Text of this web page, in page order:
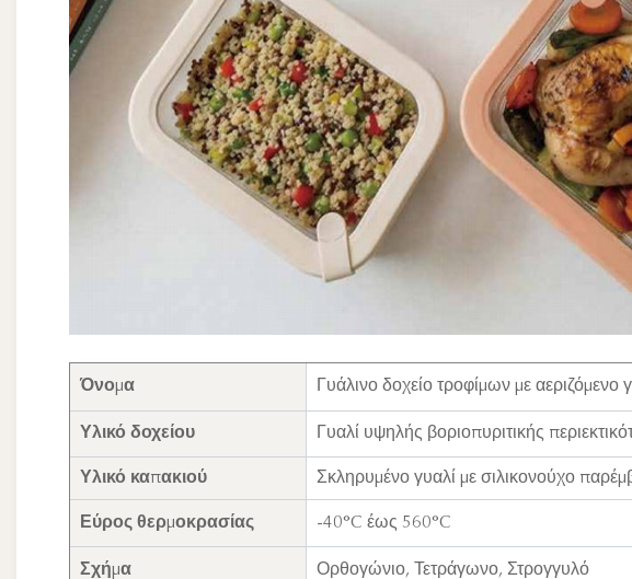
Όνομα Γυάλινο δοχείο τροφίμων με αεριζόμενο
Υλικό δοχείου Γυαλί υψηλής βοριοπυριτικής
Υλικό καπακιού Σκληρυμένο γυαλί με σιλικονούχο
Εύρος θερμοκρασίας -40°C έως 560°C
Σχήμα Ορθογώνιο, Τετράγωνο, Στρογγυλό